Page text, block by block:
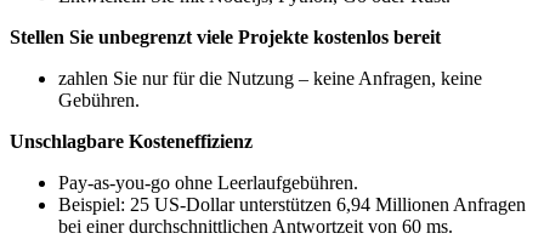
Stellen Sie unbegrenzt viele Projekte kostenlos bereit
zahlen Sie nur für die Nutzung – keine Anfragen, keine
Gebühren.
Unschlagbare Kosteneffizienz
Pay-as-you-go ohne Leerlaufgebühren.
Beispiel: 25 US-Dollar unterstützen 6,94 Millionen Anfragen
bei einer durchschnittlichen Antwortzeit von 60 ms.